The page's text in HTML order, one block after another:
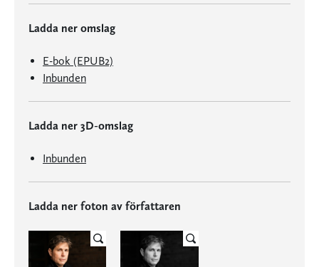
Ladda ner omslag
E-bok (EPUB2)
Inbunden
Ladda ner 3D-omslag
Inbunden
Ladda ner foton av författaren